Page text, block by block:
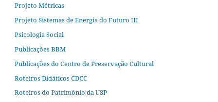
Projeto Métricas
Projeto Sistemas de Energia do Futuro III
Psicologia Social
Publicações BBM
Publicações do Centro de Preservação Cultural
Roteiros Didáticos CDCC
Roteiros do Patrimônio da USP